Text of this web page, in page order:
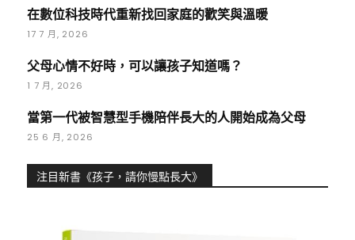
在數位科技時代重新找回家庭的歡笑與溫暖
17 7 月, 2026
父母心情不好時，可以讓孩子知道嗎？
1 7 月, 2026
當第一代被智慧型手機陪伴長大的人開始成為父母
25 6 月, 2026
注目新書《孩子，請你慢點長大》